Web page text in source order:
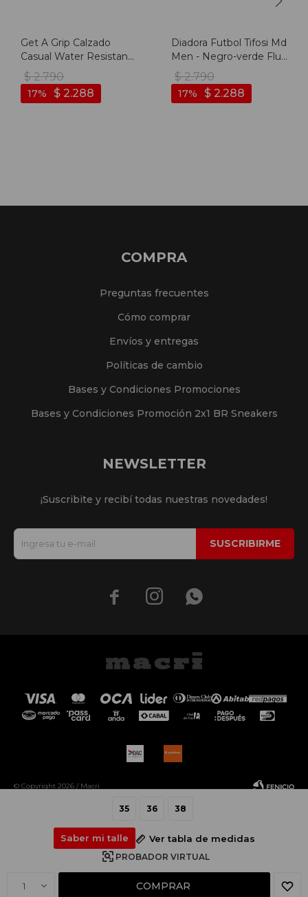
35 36 38
Saber mi talle Ver tabla de medidas
PROBADOR VIRTUAL
1 COMPRAR
Get A Grip Calzado
Casual Water Resistant
Hombre - Gris Oscuro -
Gris Oscuro
$ 2.790
$ 2.288
17
Diadora Futbol Tifosi Md
Men - Negro-verde Fluo
- Negro-verde Fluo
$ 2.790
$ 2.288
17
COMPRA
Preguntas frecuentes
Cómo comprar
Envíos y entregas
Políticas de cambio
Bases y Condiciones Promociones
Bases y Condiciones Promoción 2x1 BR Sneakers
NEWSLETTER
¡Suscribite y recibí todas nuestras novedades!
SUSCRIBIRME
  
© Copyright 2026 / Macri